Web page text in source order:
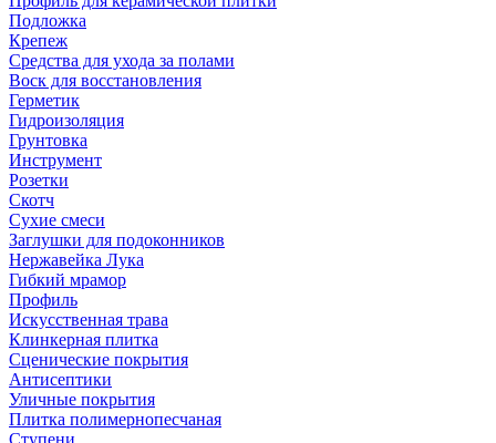
Подложка
Крепеж
Средства для ухода за полами
Воск для восстановления
Герметик
Гидроизоляция
Грунтовка
Инструмент
Розетки
Скотч
Сухие смеси
Заглушки для подоконников
Нержавейка Лука
Гибкий мрамор
Профиль
Искусственная трава
Клинкерная плитка
Сценические покрытия
Антисептики
Уличные покрытия
Плитка полимернопесчаная
Ступени